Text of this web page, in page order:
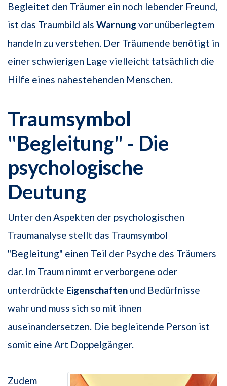
Begleitet den Träumer ein noch lebender Freund,
ist das Traumbild als Warnungvor unüberlegtem
handeln zu verstehen. Der Träumende benötigt in
einer schwierigen Lage vielleicht tatsächlich die
Hilfe eines nahestehenden Menschen.
Traumsymbol
"Begleitung" - Die
psychologische
Deutung
Unter den Aspekten der psychologischen
Traumanalyse stellt das Traumsymbol
"Begleitung" einen Teil der Psyche des Träumers
dar. Im Traum nimmt er verborgene oder
unterdrückte Eigenschaften und Bedürfnisse
wahr und muss sich so mit ihnen
auseinandersetzen. Die begleitende Person ist
somit eine Art Doppelgänger.
Zudem